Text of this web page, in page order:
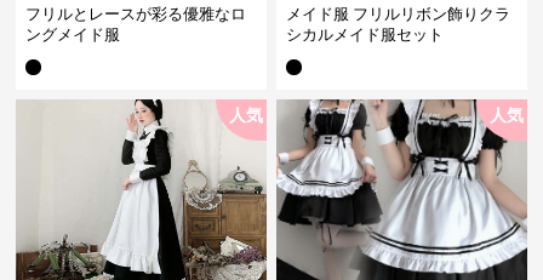
フリルとレースが彩る優雅なロ
ングメイド服
メイド服 フリルリボン飾りクラ
シカルメイド服セット
人気 人気